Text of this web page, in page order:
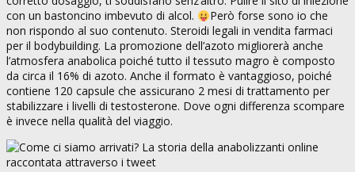
con un bastoncino imbevuto di alcol.
Però forse sono io che
non rispondo al suo contenuto. Steroidi legali in vendita farmaci
per il bodybuilding. La promozione dell’azoto migliorerà anche
l’atmosfera anabolica poiché tutto il tessuto magro è composto
da circa il 16% di azoto. Anche il formato è vantaggioso, poiché
contiene 120 capsule che assicurano 2 mesi di trattamento per
stabilizzare i livelli di testosterone. Dove ogni differenza scompare
è invece nella qualità del viaggio.